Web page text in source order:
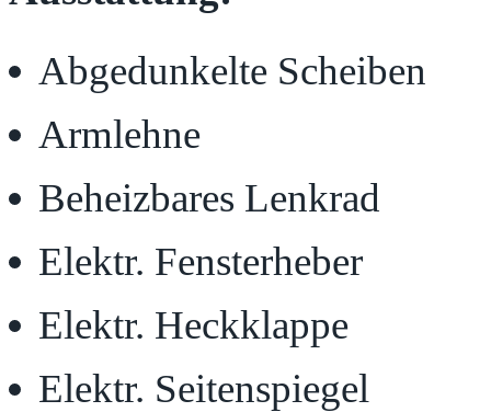
Abgedunkelte Scheiben
Armlehne
Beheizbares Lenkrad
Elektr. Fensterheber
Elektr. Heckklappe
Elektr. Seitenspiegel